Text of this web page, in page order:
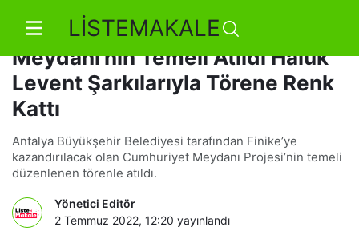
LİSTEMAKALE
Antalya Finike Cumhuriyet
Meydanı’nın Temeli Atıldı Haluk
Levent Şarkılarıyla Törene Renk
Kattı
Antalya Büyükşehir Belediyesi tarafından Finike’ye
kazandırılacak olan Cumhuriyet Meydanı Projesi’nin temeli
düzenlenen törenle atıldı.
Yönetici Editör
2 Temmuz 2022, 12:20 yayınlandı